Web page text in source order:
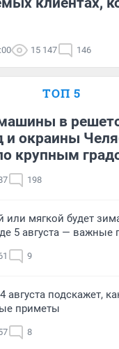
15 147 146
ТОП 5
в
и окраины
крупным
198
или мягкой будет
5 августа — важные
9
августа подскажет,
приметы
8